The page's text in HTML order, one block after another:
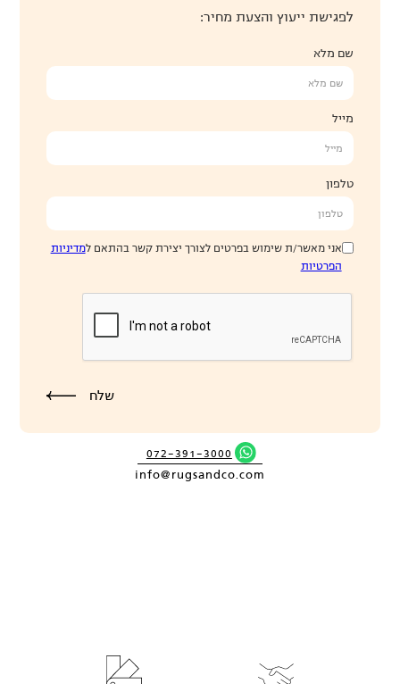
לפגישת ייעוץ והצעת מחיר:
שם מלא
מייל
טלפון
אני מאשר/ת שימוש בפרטים לצורך יצירת קשר בהתאם למדיניות
הפרטיות
072-391-3000
info@rugsandco.com